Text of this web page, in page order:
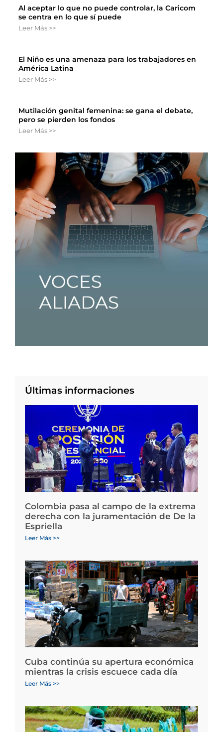
Al aceptar lo que no puede controlar, la Caricom
se centra en lo que sí puede
Leer Más >>
El Niño es una amenaza para los trabajadores en
América Latina
Leer Más >>
Mutilación genital femenina: se gana el debate,
pero se pierden los fondos
Leer Más >>
Últimas informaciones
Colombia pasa al campo de la extrema
derecha con la juramentación de De la
Espriella
Leer Más >>
Cuba continúa su apertura económica
mientras la crisis escuece cada día
Leer Más >>